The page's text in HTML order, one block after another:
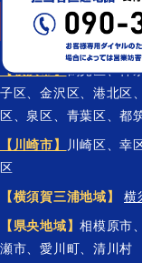
出張費&運搬費
【横浜市】鶴見区、神
子区、金沢区、港北区
区、泉区、青葉区、都
【川崎市】
川崎区、幸
区
【横須賀三浦地域】
横
【県央地域】相模原市
瀬市、愛川町、清川村